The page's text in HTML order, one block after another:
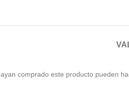
comprado este producto pueden